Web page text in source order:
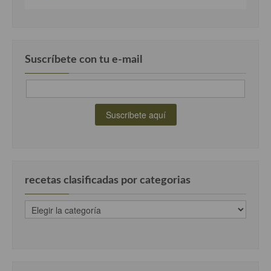
Suscríbete con tu e-mail
recetas clasificadas por categorias
recetas
clasificadas